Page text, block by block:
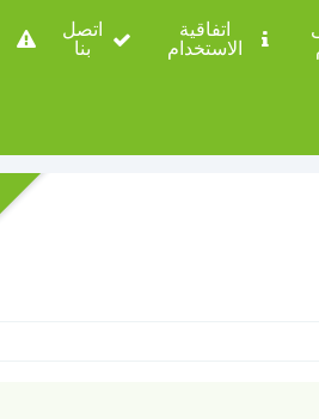
اتفاقية
الاستخدام
اتصل
بنا